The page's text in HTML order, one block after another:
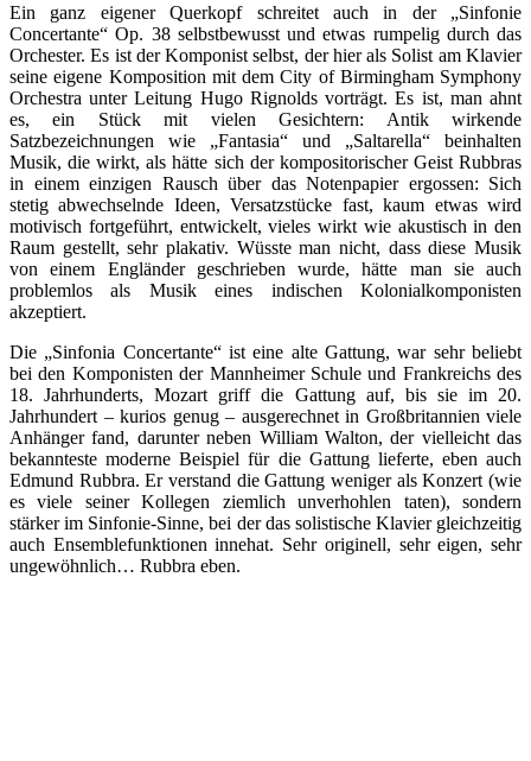
Ein ganz eigener Querkopf schreitet auch in der „Sinfonie
Concertante“ Op. 38 selbstbewusst und etwas rumpelig durch das
Orchester. Es ist der Komponist selbst, der hier als Solist am Klavier
seine eigene Komposition mit dem City of Birmingham Symphony
Orchestra unter Leitung Hugo Rignolds vorträgt. Es ist, man ahnt
es, ein Stück mit vielen Gesichtern: Antik wirkende
Satzbezeichnungen wie „Fantasia“ und „Saltarella“ beinhalten
Musik, die wirkt, als hätte sich der kompositorischer Geist Rubbras
in einem einzigen Rausch über das Notenpapier ergossen: Sich
stetig abwechselnde Ideen, Versatzstücke fast, kaum etwas wird
motivisch fortgeführt, entwickelt, vieles wirkt wie akustisch in den
Raum gestellt, sehr plakativ. Wüsste man nicht, dass diese Musik
von einem Engländer geschrieben wurde, hätte man sie auch
problemlos als Musik eines indischen Kolonialkomponisten
akzeptiert.
Die „Sinfonia Concertante“ ist eine alte Gattung, war sehr beliebt
bei den Komponisten der Mannheimer Schule und Frankreichs des
18. Jahrhunderts, Mozart griff die Gattung auf, bis sie im 20.
Jahrhundert – kurios genug – ausgerechnet in Großbritannien viele
Anhänger fand, darunter neben William Walton, der vielleicht das
bekannteste moderne Beispiel für die Gattung lieferte, eben auch
Edmund Rubbra. Er verstand die Gattung weniger als Konzert (wie
es viele seiner Kollegen ziemlich unverhohlen taten), sondern
stärker im Sinfonie-Sinne, bei der das solistische Klavier gleichzeitig
auch Ensemblefunktionen innehat. Sehr originell, sehr eigen, sehr
ungewöhnlich… Rubbra eben.